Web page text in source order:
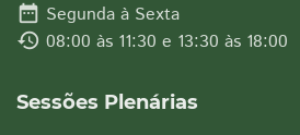
date_range Segunda à Sexta
history 08:00 às 11:30 e 13:30 às 18:00
Sessões Plenárias